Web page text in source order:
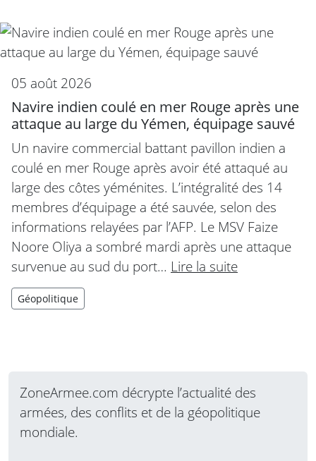
05 août 2026
Navire indien coulé en mer Rouge après une
attaque au large du Yémen, équipage sauvé
Un navire commercial battant pavillon indien a
coulé en mer Rouge après avoir été attaqué au
large des côtes yéménites. L’intégralité des 14
membres d’équipage a été sauvée, selon des
informations relayées par l’AFP. Le MSV Faize
Noore Oliya a sombré mardi après une attaque
survenue au sud du port… Lire la suite
Géopolitique
ZoneArmee.com décrypte l’actualité des
armées, des conflits et de la géopolitique
mondiale.